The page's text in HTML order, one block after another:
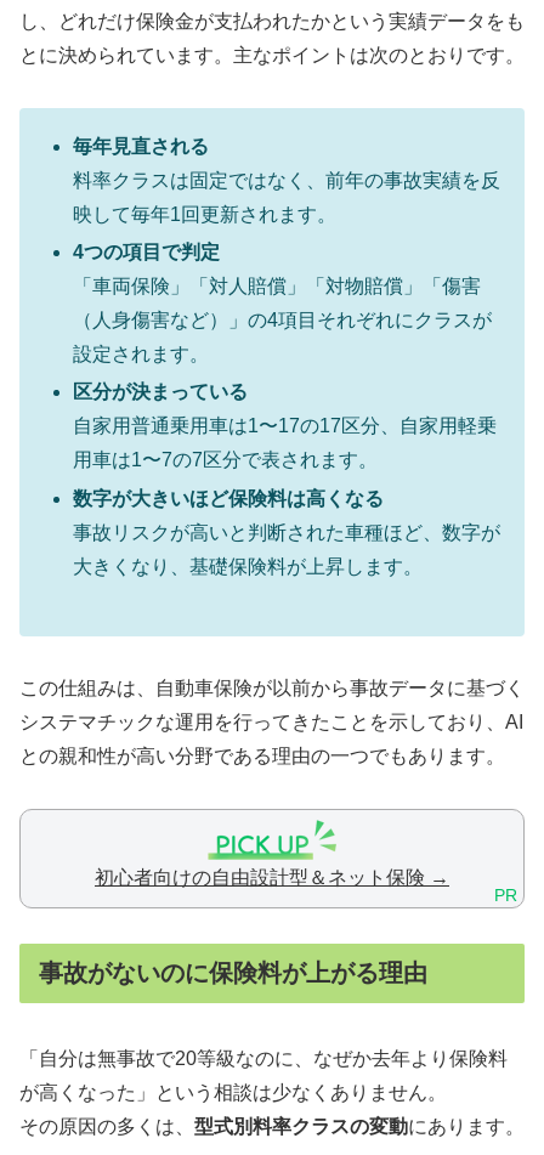
し、どれだけ保険金が支払われたかという実績データをも
とに決められています。主なポイントは次のとおりです。
毎年見直される
料率クラスは固定ではなく、前年の事故実績を反
映して毎年1回更新されます。
4つの項目で判定
「車両保険」「対人賠償」「対物賠償」「傷害
（人身傷害など）」の4項目それぞれにクラスが
設定されます。
区分が決まっている
自家用普通乗用車は1〜17の17区分、自家用軽乗
用車は1〜7の7区分で表されます。
数字が大きいほど保険料は高くなる
事故リスクが高いと判断された車種ほど、数字が
大きくなり、基礎保険料が上昇します。
この仕組みは、自動車保険が以前から事故データに基づく
システマチックな運用を行ってきたことを示しており、AI
との親和性が高い分野である理由の一つでもあります。
初心者向けの自由設計型＆ネット保険 →
PR
事故がないのに保険料が上がる理由
「自分は無事故で20等級なのに、なぜか去年より保険料
が高くなった」という相談は少なくありません。
その原因の多くは、 型式別料率クラスの変動にあります。